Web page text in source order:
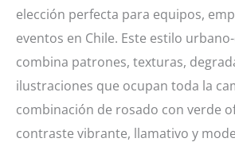
elección perfecta para equipos,
eventos en Chile. Este estilo
combina patrones, texturas,
ilustraciones que ocupan toda la
combinación de rosado con verde
contraste vibrante, llamativo y